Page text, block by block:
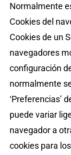
Normalmente
Cookies del
Cookies de un
navegadores
configuración
normalmente
‘Preferencias’
puede variar
navegador a
cookies para